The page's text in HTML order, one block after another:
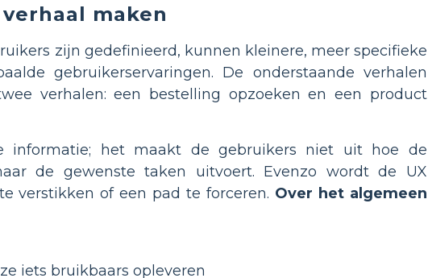
verhaal maken
zijn gedefinieerd, kunnen kleinere, meer specifieke
gebruikerservaringen. De onderstaande verhalen
verhalen: een bestelling opzoeken en een product
informatie; het maakt de gebruikers niet uit hoe de
de gewenste taken uitvoert. Evenzo wordt de UX
verstikken of een pad te forceren. Over het algemeen
iets bruikbaars opleveren